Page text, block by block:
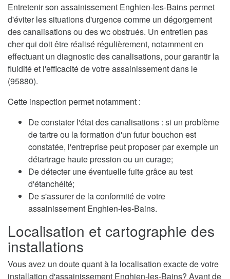
Entretenir son assainissement Enghien-les-Bains permet
d'éviter les situations d'urgence comme un dégorgement
des canalisations ou des wc obstrués. Un entretien pas
cher qui doit être réalisé régulièrement, notamment en
effectuant un diagnostic des canalisations, pour garantir la
fluidité et l'efficacité de votre assainissement dans le
(95880).
Cette inspection permet notamment :
De constater l'état des canalisations : si un problème
de tartre ou la formation d'un futur bouchon est
constatée, l'entreprise peut proposer par exemple un
détartrage haute pression ou un curage;
De détecter une éventuelle fuite grâce au test
d'étanchéité;
De s'assurer de la conformité de votre
assainissement Enghien-les-Bains.
Localisation et cartographie des
installations
Vous avez un doute quant à la localisation exacte de votre
installation d'assainissement Enghien-les-Bains? Avant de